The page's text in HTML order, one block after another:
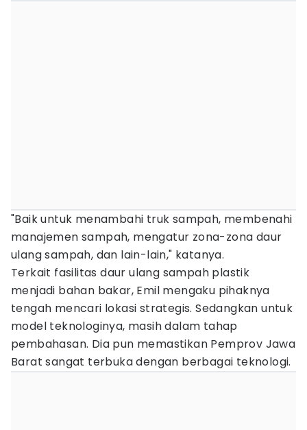
"Baik untuk menambahi truk sampah, membenahi
manajemen sampah, mengatur zona-zona daur
ulang sampah, dan lain-lain," katanya.
Terkait fasilitas daur ulang sampah plastik
menjadi bahan bakar, Emil mengaku pihaknya
tengah mencari lokasi strategis. Sedangkan untuk
model teknologinya, masih dalam tahap
pembahasan. Dia pun memastikan Pemprov Jawa
Barat sangat terbuka dengan berbagai teknologi.